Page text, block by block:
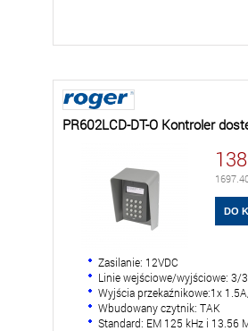
PR602LCD-DT-O Kontroler
Zasilanie: 12VDC
Linie wejściowe/wyjściowe: 3/3
Wyjścia przekaźnikowe:1x
Wbudowany czytnik: TAK
Standard: EM 125 kHz i 13.56